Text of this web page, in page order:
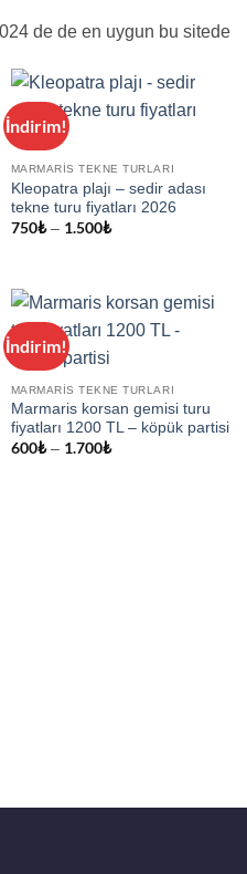
de de en uygun bu sitede
İndirim!
MARMARIS TEKNE TURLARI
Kleopatra plajı – sedir adası
tekne turu fiyatları 2026
750₺ – 1.500₺Fiyat
İndirim!
MARMARIS TEKNE TURLARI
Marmaris korsan gemisi turu
fiyatları 1200 TL – köpük partisi
600₺ – 1.700₺Fiyat